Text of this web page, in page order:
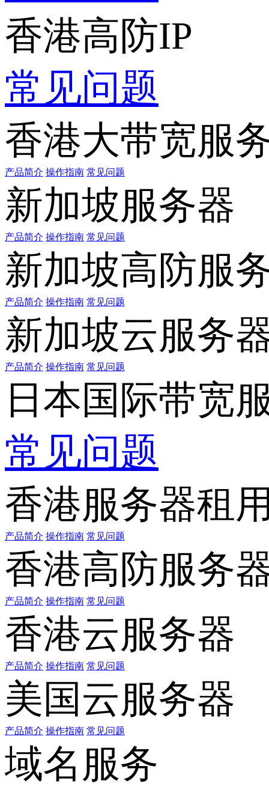
香港高防IP
常见问题
香港大带宽服
产品简介 操作指南 常见问题
新加坡服务器
产品简介 操作指南 常见问题
新加坡高防服
产品简介 操作指南 常见问题
新加坡云服务
产品简介 操作指南 常见问题
日本国际带宽
常见问题
香港服务器租
产品简介 操作指南 常见问题
香港高防服务
产品简介 操作指南 常见问题
香港云服务器
产品简介 操作指南 常见问题
美国云服务器
产品简介 操作指南 常见问题
域名服务